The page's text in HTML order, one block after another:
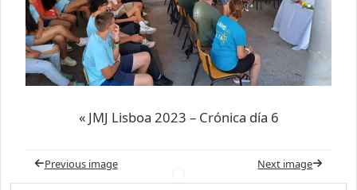
« JMJ Lisboa 2023 – Crónica día 6
Previous image Next image